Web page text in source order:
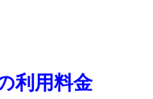
利用料金